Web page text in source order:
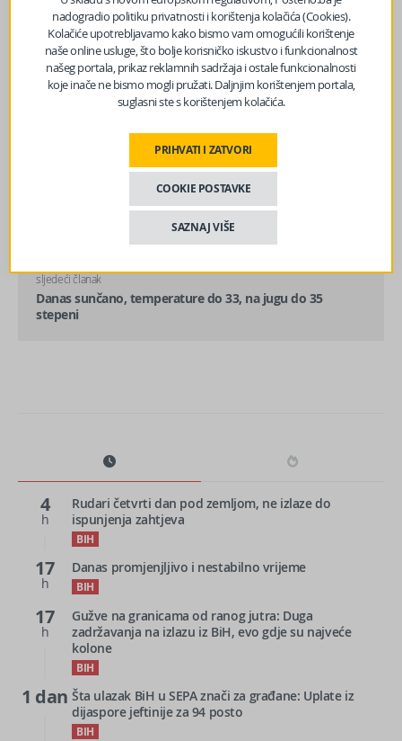
‘Jeftinije nego u Sarajevu!’ Ovo su cijene hrane i pića u
restoranima u Neumu…
sljedeći članak
Danas sunčano, temperature do 33, na jugu do 35
stepeni
4
h
Rudari četvrti dan pod zemljom, ne izlaze do
ispunjenja zahtjeva
BIH
17
h
Danas promjenjljivo i nestabilno vrijeme
BIH
17
h
Gužve na granicama od ranog jutra: Duga
zadržavanja na izlazu iz BiH, evo gdje su najveće
kolone
BIH
1 dan Šta ulazak BiH u SEPA znači za građane: Uplate iz
dijaspore jeftinije za 94 posto
BIH
nadogradio politiku privatnosti i korištenja kolačića (Cookies).
Kolačiće upotrebljavamo kako bismo vam omogućili korištenje
naše online usluge, što bolje korisničko iskustvo i funkcionalnost
našeg portala, prikaz reklamnih sadržaja i ostale funkcionalnosti
koje inače ne bismo mogli pružati. Daljnjim korištenjem portala,
suglasni ste s korištenjem kolačića.
PRIHVATI I ZATVORI
COOKIE POSTAVKE
SAZNAJ VIŠE